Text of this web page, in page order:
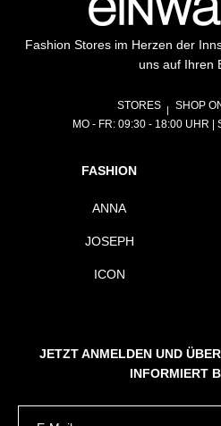
Fashion Stores im Herzen der
uns auf Ihren
STORES
SHOP
MO - FR: 09:30 - 18:00 UHR |
FASHION
ANNA
JOSEPH
ICON
JETZT ANMELDEN UND
INFORMIERT